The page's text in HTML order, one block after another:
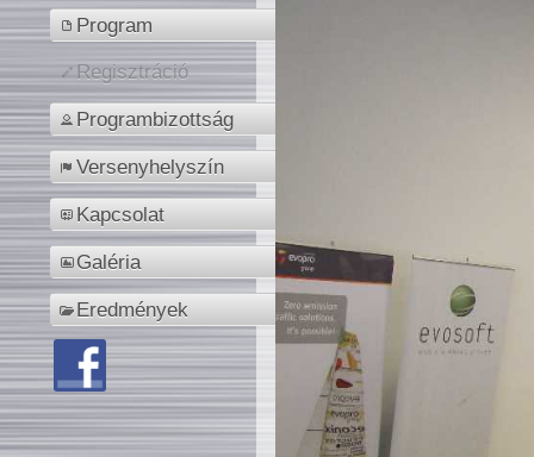
Program
Regisztráció
Programbizottság
Versenyhelyszín
Kapcsolat
Galéria
Eredmények